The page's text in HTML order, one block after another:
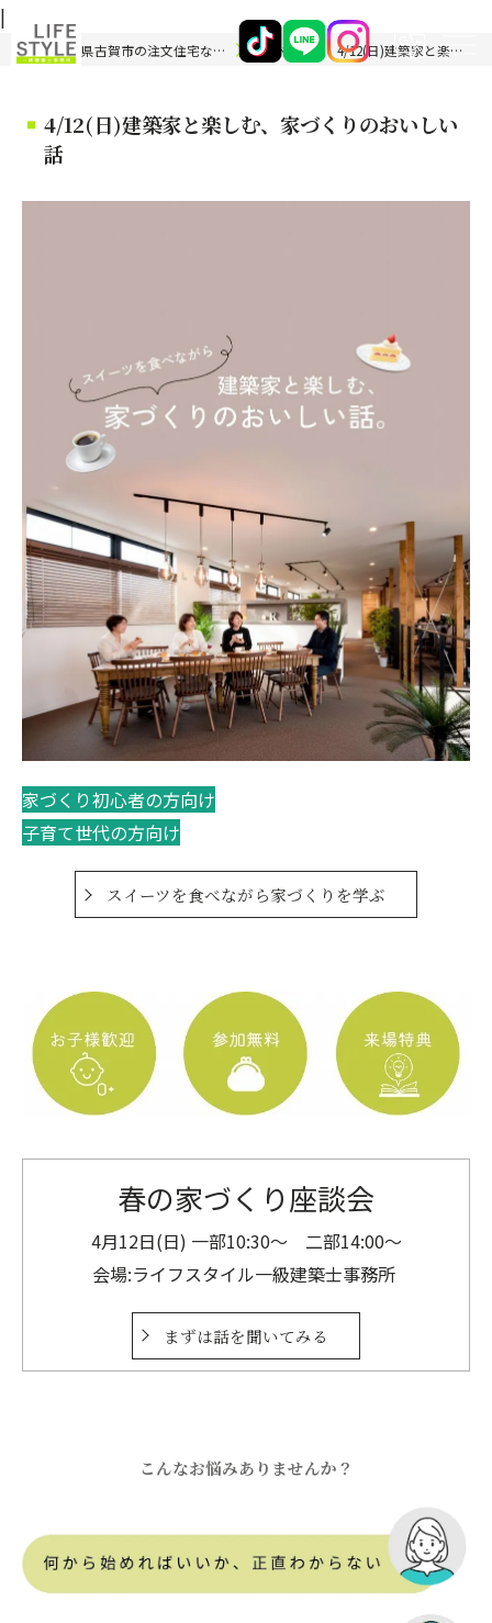
|
福岡県古賀市の注文住宅ならライフスタイル 一級建築士事務所 イベント見学会 4/12(日)建築家と楽しむ、家づくりのおいしい話
4/12(日)建築家と楽しむ、家づくりのおいしい
話
家づくり初心者の方向け
子育て世代の方向け
スイーツを食べながら家づくりを学ぶ
春の家づくり座談会
4月12日(日) 一部10:30～ 二部14:00～
会場:ライフスタイル一級建築士事務所
まずは話を聞いてみる
こんなお悩みありませんか？